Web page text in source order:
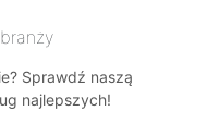
Sprawdź naszą
najlepszych!